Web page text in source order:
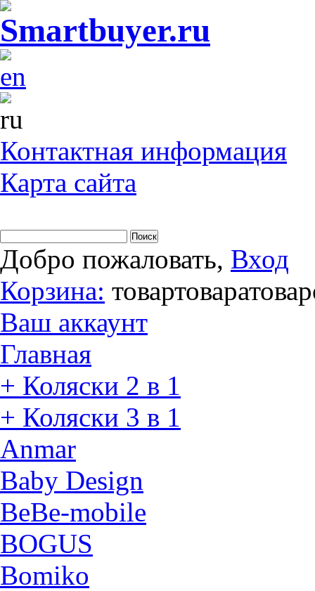
Контактная информация
Карта сайта
Добро пожаловать, Вход
Корзина: товартовара
Ваш аккаунт
Главная
+ Коляски 2 в 1
+ Коляски 3 в 1
Anmar
Baby Design
BeBe-mobile
BOGUS
Bomiko